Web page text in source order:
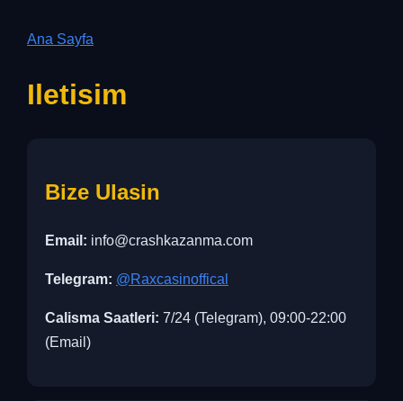
Ana Sayfa
Iletisim
Bize Ulasin
Email: info@crashkazanma.com
Telegram: @Raxcasinoffical
Calisma Saatleri: 7/24 (Telegram), 09:00-22:00
(Email)